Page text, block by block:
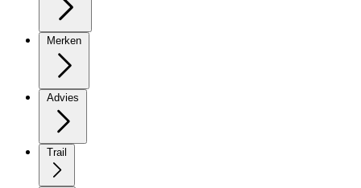
Merken
Advies
Trail